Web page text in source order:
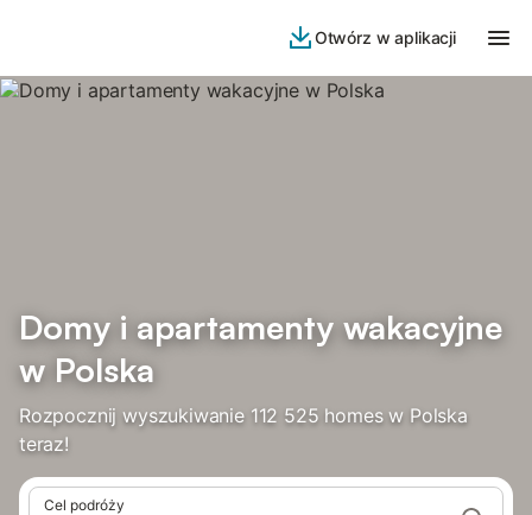
Otwórz w aplikacji
Domy i apartamenty wakacyjne
w Polska
Rozpocznij wyszukiwanie 112 525 homes w Polska
teraz!
Cel podróży